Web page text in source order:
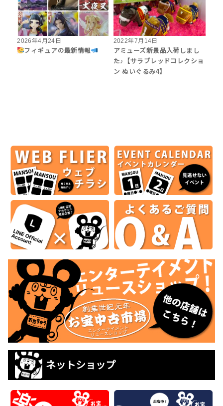
2026年4月24日
フィギュアの最新情報
2022年7月14日
アミューズ新景品入荷しまし
た♪【サラブレッドコレクショ
ン ぬいぐるみ4】
ネットショップ